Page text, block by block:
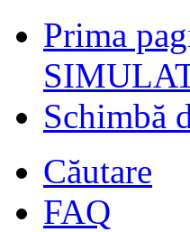
Prima
Schimbă
Căutare
FAQ